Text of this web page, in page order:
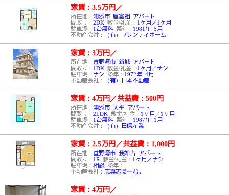
家賃：3.5万円 ／
所在地：浦添市 屋富祖 アパート
間取り：2DK敷金/礼金： 1ヶ月／1ヶ月
駐車場： 1台無料 築年： 1981年 5月
不動産会社：
（有）プレンティホーム
家賃：3万円 ／
所在地： 宜野湾市 新城 アパート
間取り： 1DK敷金/礼金： 1ヶ月／ナシ
駐車場： ナシ 築年： 1972年 4月
不動産会社：
（有）日本不動産
家賃：4万円 ／共益費：500円
所在地：浦添市 大平 アパート
間取り：2LDK敷金/礼金： 1ヶ月／1ヶ月
駐車場： 1台無料 築年： 1987年 1月
不動産会社：
（有）日信産業
家賃：2.5万円 ／共益費：1,000円
所在地： 宜野湾市 我如古 アパート
間取り： 1R敷金/礼金： 1ヶ月／ナシ
駐車場：相談 築年：
不動産会社： 志真志ほーむ。
家賃：4万円 ／